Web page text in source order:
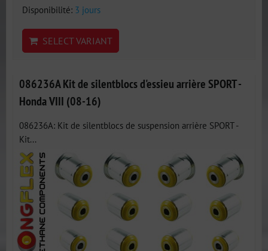
Disponibilité: 3 jours
SELECT VARIANT
086236A Kit de silentblocs d'essieu arrière SPORT -
Honda VIII (08-16)
086236A: Kit de silentblocs de suspension arrière SPORT -
Kit...